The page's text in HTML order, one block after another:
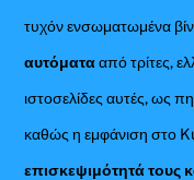
τυχόν ενσωματωμένα
αυτόματααπό τρίτες,
ιστοσελίδες αυτές, ως
καθώς η εμφάνιση στο
επισκεψιμότητά τους